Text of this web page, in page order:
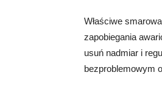
Właściwe
zapobiegania
usuń nadmiar i
bezproblemowym